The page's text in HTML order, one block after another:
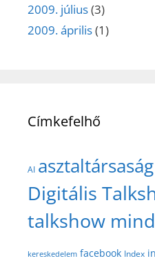
2009. július(3)
2009. április(1)
Címkefelhő
AI asztaltársaság
Digitális
talkshow
kereskedelem facebook Index